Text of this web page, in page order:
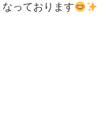
っております